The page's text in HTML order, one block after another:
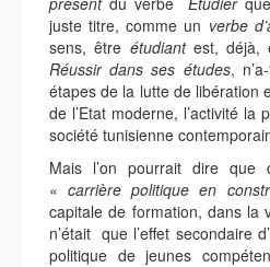
juste titre, comme un verbe
sens, être étudiantest, déjà,
Réussir dans ses études,
étapes de la lutte de libération
de l’Etat moderne, l’activité la
société tunisienne
Mais l’on pourrait dire que
«carrière politique en
capitale de formation, dans la
n’était que l’effet secondaire
politique de jeunes